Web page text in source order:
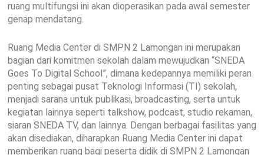
ruang multifungsi ini akan dioperasikan pada awal semester
genap mendatang.
Ruang Media Center di SMPN 2 Lamongan ini merupakan
bagian dari komitmen sekolah dalam mewujudkan “SNEDA
Goes To Digital School”, dimana kedepannya memiliki peran
penting sebagai pusat Teknologi Informasi (TI) sekolah,
menjadi sarana untuk publikasi, broadcasting, serta untuk
kegiatan lainnya seperti talkshow, podcast, studio rekaman,
siaran SNEDA TV, dan lainnya. Dengan berbagai fasilitas yang
akan disediakan, diharapkan Ruang Media Center ini dapat
memberikan ruang bagi peserta didik di SMPN 2 Lamongan